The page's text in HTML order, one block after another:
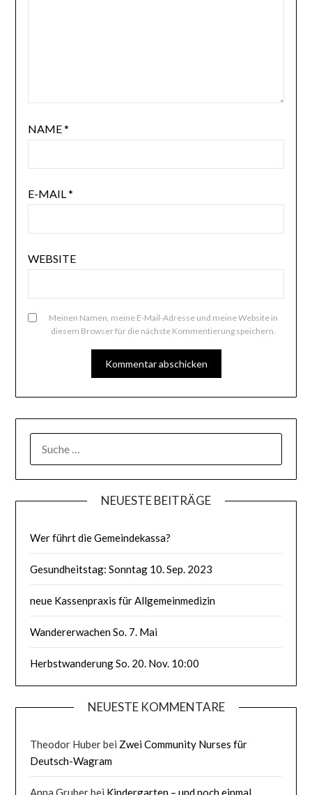
NAME*
E-MAIL*
WEBSITE
Meinen Namen, meine E-Mail-Adresse und meine Website in
diesem Browser für die nächste Kommentierung speichern.
NACH:
NEUESTE BEITRÄGE
Wer führt die Gemeindekassa?
Gesundheitstag: Sonntag 10. Sep. 2023
neue Kassenpraxis für Allgemeinmedizin
Wandererwachen So. 7. Mai
Herbstwanderung So. 20. Nov. 10:00
NEUESTE KOMMENTARE
Theodor Huberbei Zwei Community Nurses für
Deutsch-Wagram
Anna Gruberbei Kindergarten – und noch einmal